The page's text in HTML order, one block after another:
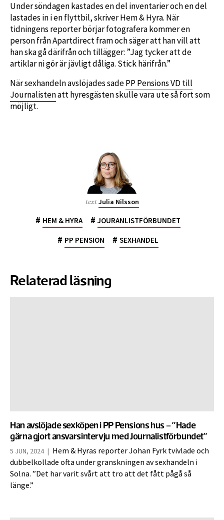
Under söndagen kastades en del inventarier och en del
lastades in i en flyttbil, skriver Hem & Hyra. När
tidningens reporter börjar fotografera kommer en
person från Apartdirect fram och säger att han vill att
han ska gå därifrån och tillägger: ”Jag tycker att de
artiklar ni gör är jävligt dåliga. Stick härifrån.”
När sexhandeln avslöjades sadePP Pensions VD till
Journalistenatt hyresgästen skulle vara ute så fort som
möjligt.
text Julia Nilsson
# HEM & HYRA # JOURANLISTFÖRBUNDET
# PP PENSION # SEXHANDEL
Relaterad läsning
Han avslöjade sexköpen i PP Pensions hus – ”Hade
gärna gjort ansvarsintervju med Journalistförbundet”
5 JUN, 2024 | Hem & Hyras reporter Johan Fyrk tvivlade och
dubbelkollade ofta under granskningen av sexhandeln i
Solna. ”Det har varit svårt att tro att det fått pågå så
länge.”